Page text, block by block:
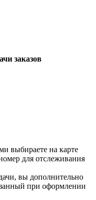
заказов
выбираете на карте
для отслеживания
вы дополнительно
при оформлении